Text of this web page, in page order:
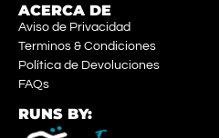
ACERCA DE
Aviso de Privacidad
Terminos & Condiciones
Política de Devoluciones
FAQs
RUNS BY: